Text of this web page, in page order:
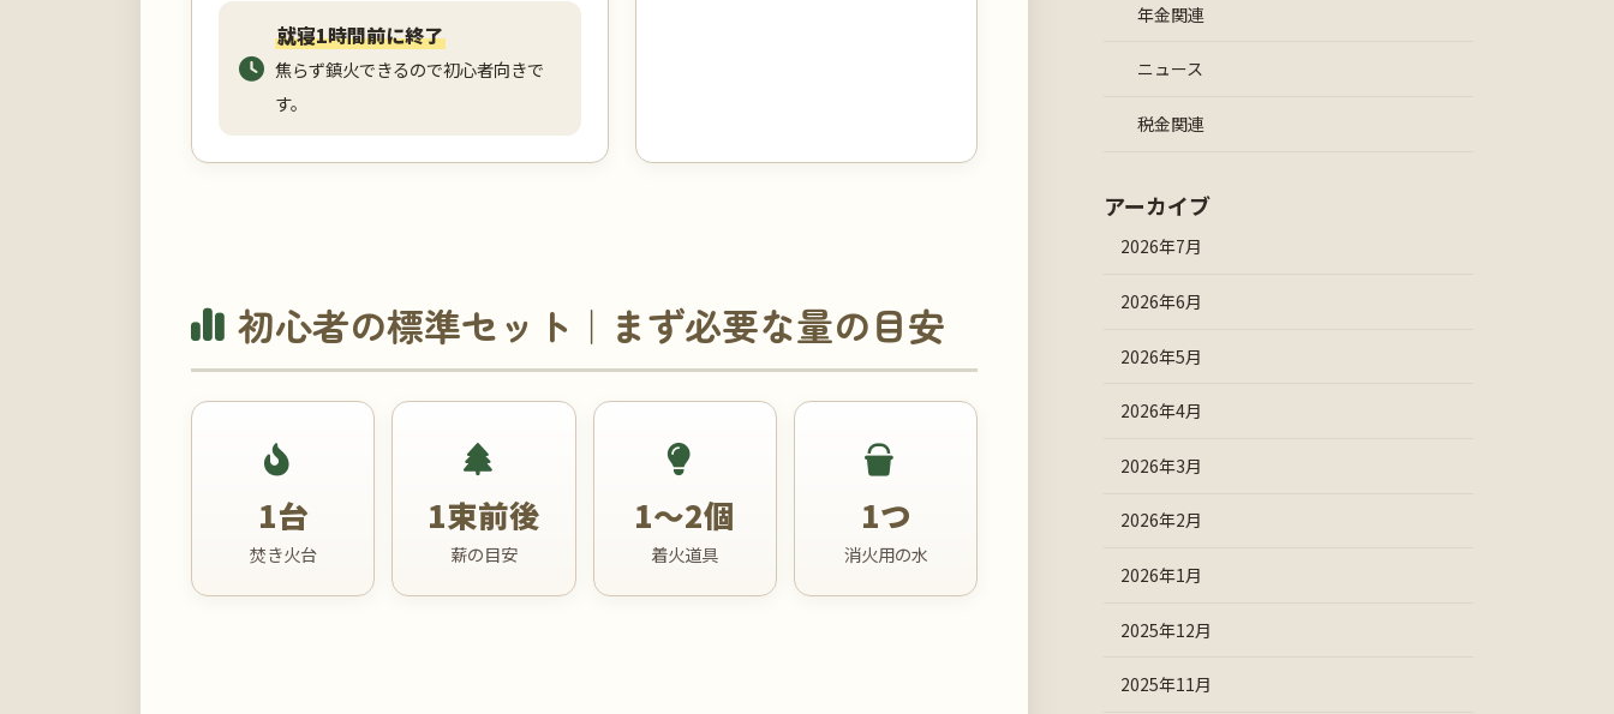
就寝1時間前に終了
焦らず鎮火できるので初心者向きで
す。
初心者の標準セット｜まず必要な量の目安
1台
焚き火台
1束前後
薪の目安
1〜2個
着火道具
1つ
消火用の水
年金関連
ニュース
税金関連
アーカイブ
2026年7月
2026年6月
2026年5月
2026年4月
2026年3月
2026年2月
2026年1月
2025年12月
2025年11月